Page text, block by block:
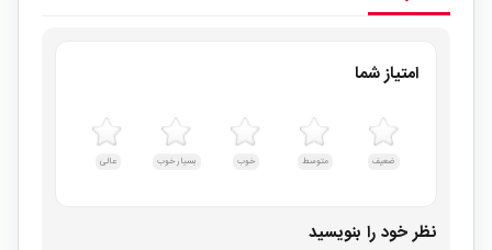
امتیاز شما
ضعیف متوسط خوب بسیار خوب عالی
نظر خود را بنویسید